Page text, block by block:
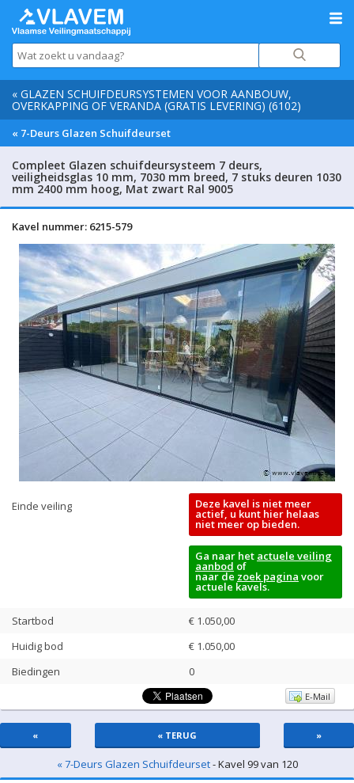
« GLAZEN SCHUIFDEURSYSTEMEN VOOR AANBOUW,
OVERKAPPING OF VERANDA (GRATIS LEVERING) (6102)
« 7-Deurs Glazen Schuifdeurset
Compleet Glazen schuifdeursysteem 7 deurs,
veiligheidsglas 10 mm, 7030 mm breed, 7 stuks deuren 1030
mm 2400 mm hoog, Mat zwart Ral 9005
Kavel nummer: 6215-579
Einde veiling Deze kavel is niet meer
actief, u kunt hier helaas
niet meer op bieden.
Ga naar het actuele veiling
aanbod of
naar de zoek pagina voor
actuele kavels.
Startbod
€ 1.050,00
Huidig bod
€ 1.050,00
Biedingen
0
E-Mail
« « TERUG »
« 7-Deurs Glazen Schuifdeurset- Kavel 99 van 120